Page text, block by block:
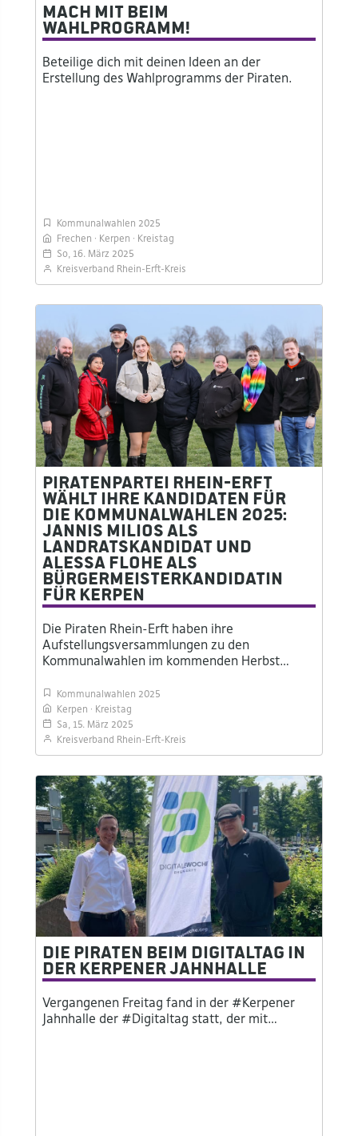
Mach mit beim
Wahlprogramm!
Beteilige dich mit deinen Ideen an der
Erstellung des Wahlprogramms der Piraten.
Kommunalwahlen 2025
Frechen
Kerpen
Kreistag
So, 16. März 2025
Kreisverband Rhein-Erft-Kreis
Piratenpartei Rhein-Erft
wählt ihre Kandidaten für
die Kommunalwahlen 2025:
Jannis Milios als
Landratskandidat und
Alessa Flohe als
Bürgermeisterkandidatin
für Kerpen
Die Piraten Rhein-Erft haben ihre
Aufstellungsversammlungen zu den
Kommunalwahlen im kommenden Herbst…
Kommunalwahlen 2025
Kerpen
Kreistag
Sa, 15. März 2025
Kreisverband Rhein-Erft-Kreis
Die Piraten beim Digitaltag in
der Kerpener Jahnhalle
Vergangenen Freitag fand in der #Kerpener
Jahnhalle der #Digitaltag statt, der mit…